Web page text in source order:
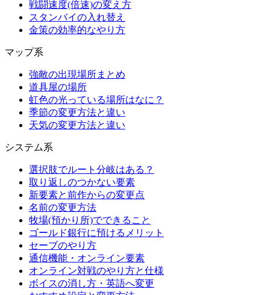
戦闘速度(倍速)の変え方
スタンバイの入れ替え
金策の効率的なやり方
マップ系
強敵の出現場所まとめ
道具屋の場所
虹色の光っている場所はなに？
季節の変更方法と違い
天気の変更方法と違い
システム系
選択肢でルート分岐はある？
取り返しのつかない要素
新要素と前作からの変更点
名前の変更方法
牧場(預かり所)でできること
ゴールド銀行に預けるメリット
セーブのやり方
通信機能・オンライン要素
オンライン対戦のやり方と仕様
ボイスの消し方・英語へ変更